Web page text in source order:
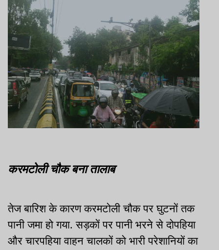
करमटोली चौक बना तालाब
तेज बारिश के कारण करमटोली चौक पर घुटनों तक
पानी जमा हो गया. सड़कों पर पानी भरने से दोपहिया
और चारपहिया वाहन चालकों को भारी परेशानियों का